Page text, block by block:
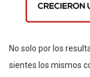
No solo por los
sientes los mismos